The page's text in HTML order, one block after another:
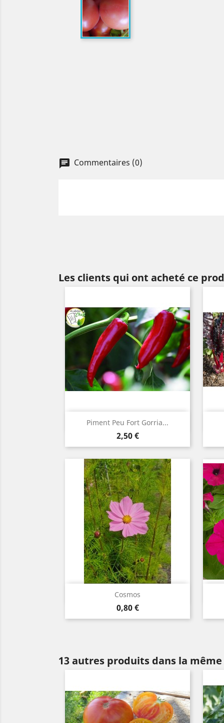
chat Commentaires (0)
Les clients qui ont acheté ce
Piment Peu Fort Gorria...
Prix
2,50 €
Aperçu rapide
Cosmos
Prix
0,80 €
Aperçu rapide
13 autres produits dans la